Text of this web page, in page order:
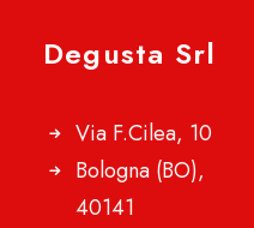
Degusta Srl
Via F.Cilea, 10
Bologna (BO),
40141